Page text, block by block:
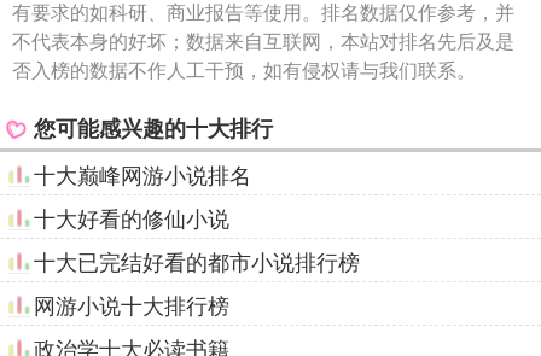
有要求的如科研、商业报告等使用。排名数据仅作参考，并
不代表本身的好坏；数据来自互联网，本站对排名先后及是
否入榜的数据不作人工干预，如有侵权请与我们联系。
您可能感兴趣的十大排行
十大巅峰网游小说排名
十大好看的修仙小说
十大已完结好看的都市小说排行榜
网游小说十大排行榜
政治学十大必读书籍